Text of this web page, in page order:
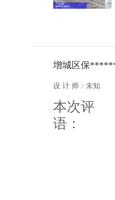
增城区保
设 计 师：未知
本次评
语：